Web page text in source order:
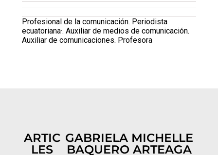
Profesional de la comunicación. Periodista
ecuatoriana·. Auxiliar de medios de comunicación.
Auxiliar de comunicaciones. Profesora
ARTIC
LES
GABRIELA MICHELLE
BAQUERO ARTEAGA